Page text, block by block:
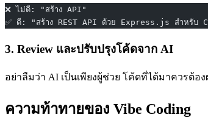
❌ ไม่ดี: "สร้าง API"
✅ ดี: "สร้าง REST API ด้วย Express.js สำหรับ
3. Review และปรับปรุงโค้ดจาก AI
อย่าลืมว่า AI เป็นเพียงผู้ช่วย โค้ดที่ได้มาควรต้อ
ความท้าทายของ Vibe Coding